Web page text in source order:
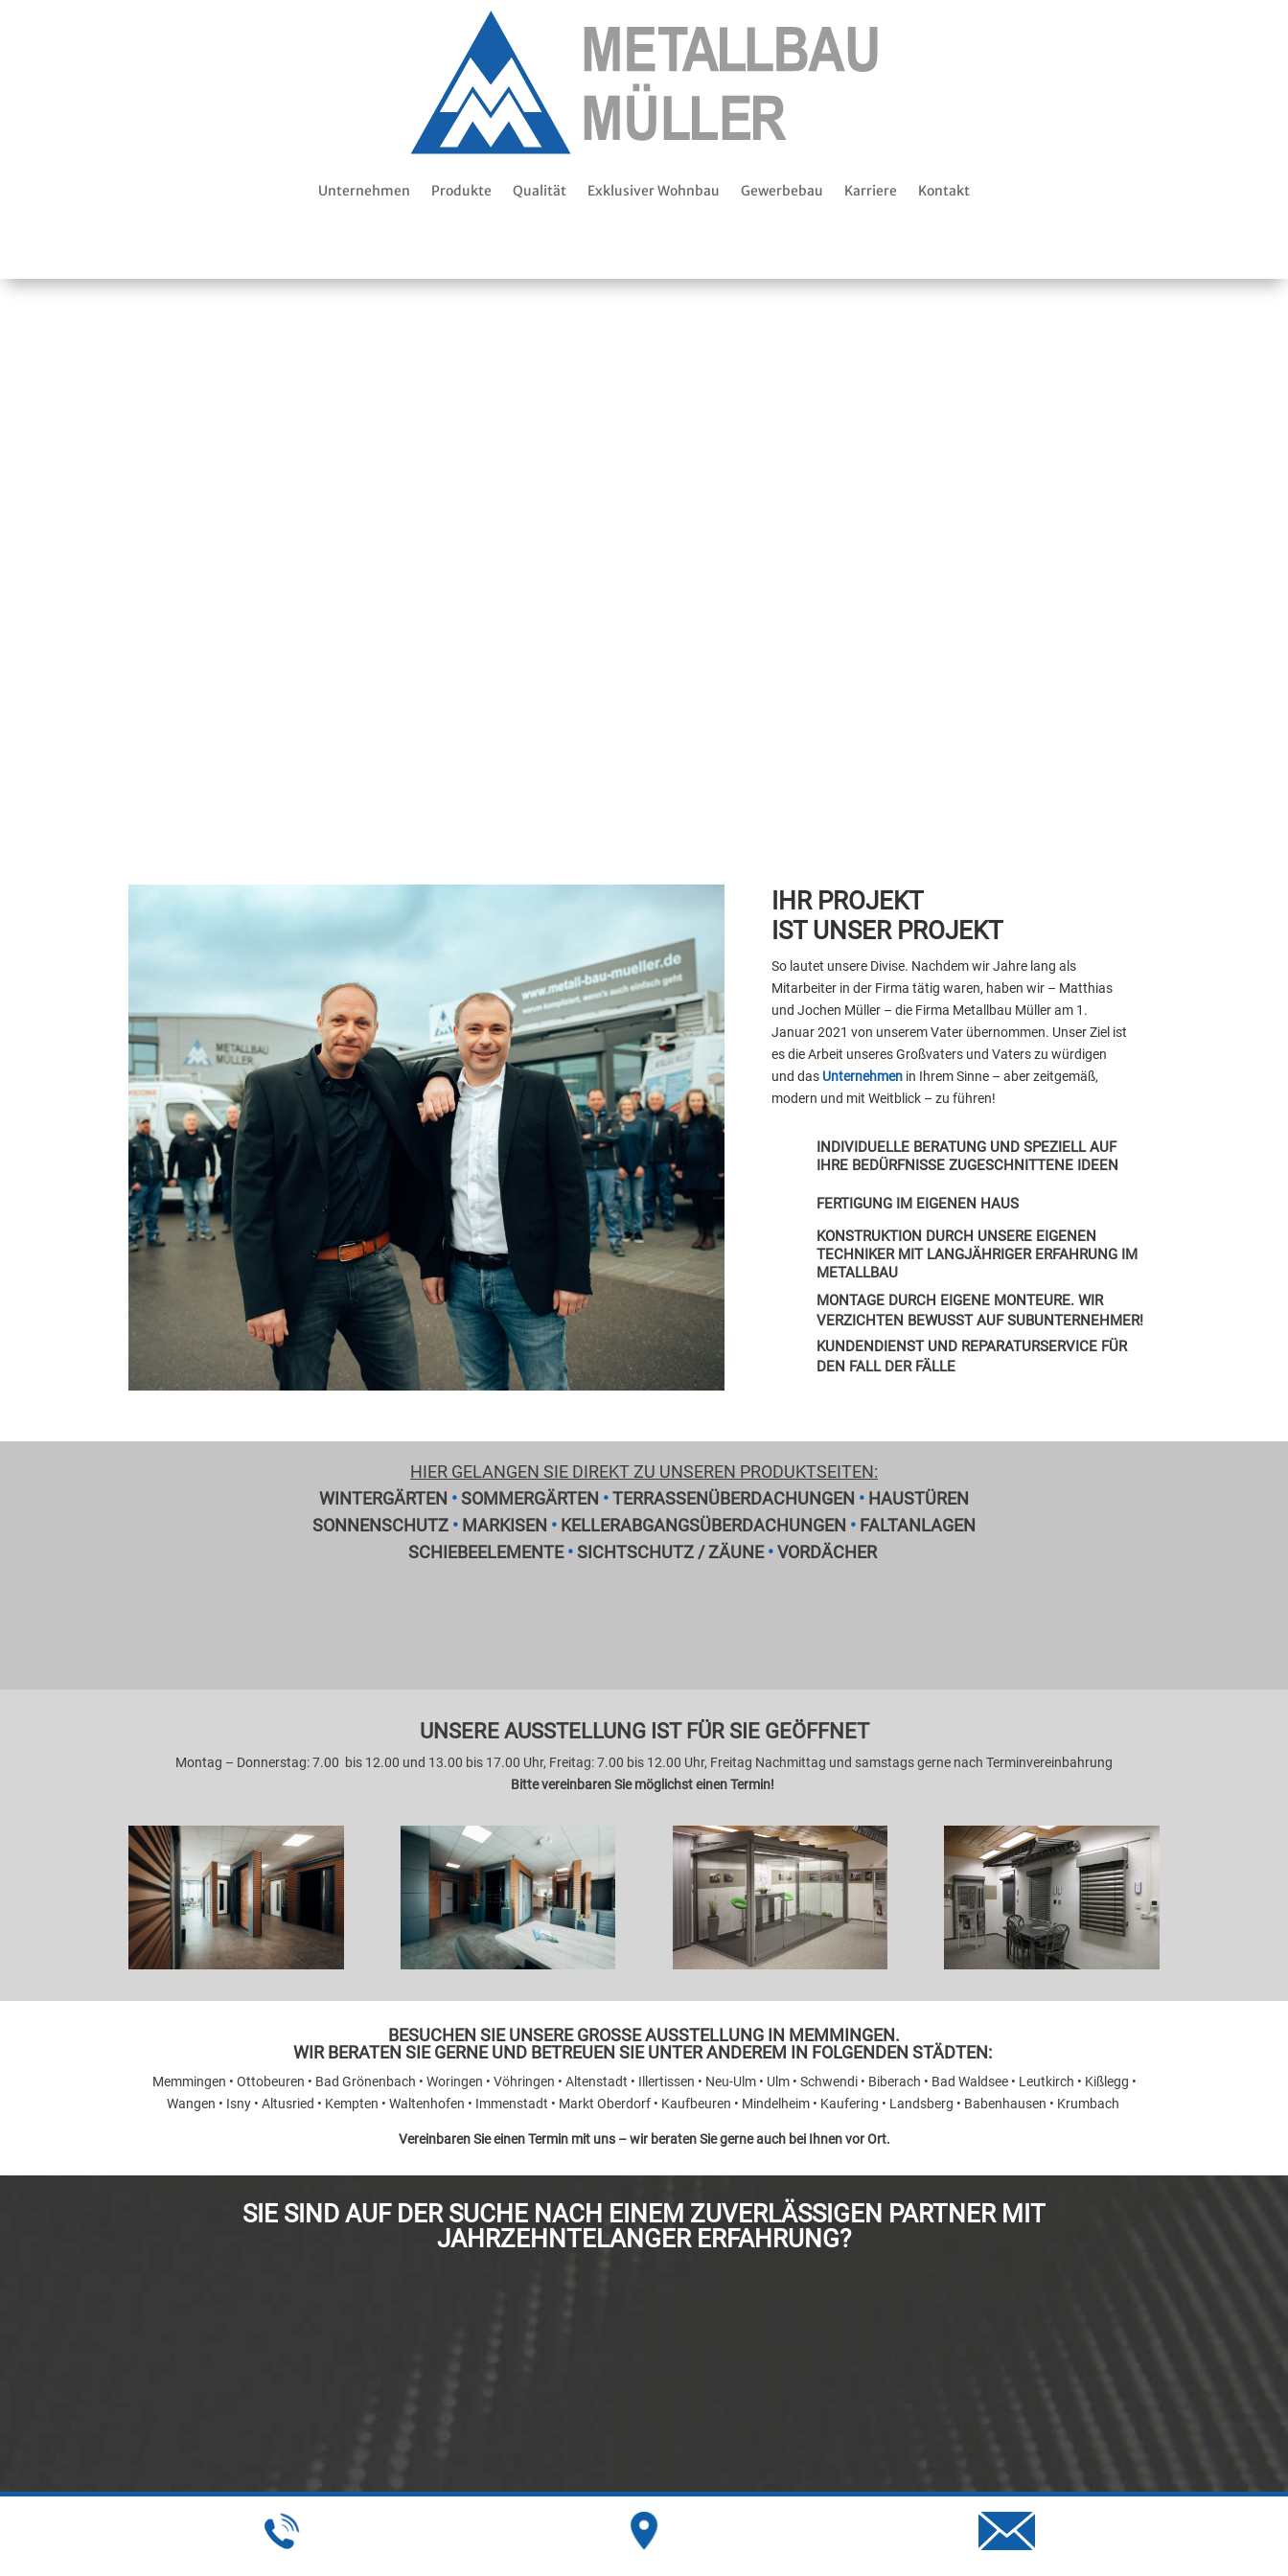
Unternehmen Produkte Qualität Exklusiver Wohnbau Gewerbebau Karriere Kontakt
IHR PROJEKT
IST UNSER PROJEKT
So lautet unsere Divise. Nachdem wir Jahre lang als
Mitarbeiter in der Firma tätig waren, haben wir – Matthias
und Jochen Müller – die Firma Metallbau Müller am 1.
Januar 2021 von unserem Vater übernommen. Unser Ziel ist
es die Arbeit unseres Großvaters und Vaters zu würdigen
und das Unternehmen in Ihrem Sinne – aber zeitgemäß,
modern und mit Weitblick – zu führen!
INDIVIDUELLE BERATUNG UND SPEZIELL AUF
IHRE BEDÜRFNISSE ZUGESCHNITTENE IDEEN
FERTIGUNG IM EIGENEN HAUS
KONSTRUKTION DURCH UNSERE EIGENEN
TECHNIKER MIT LANGJÄHRIGER ERFAHRUNG IM
METALLBAU
MONTAGE DURCH EIGENE MONTEURE. WIR
VERZICHTEN BEWUSST AUF SUBUNTERNEHMER!
KUNDENDIENST UND REPARATURSERVICE FÜR
DEN FALL DER FÄLLE
HIER GELANGEN SIE DIREKT ZU UNSEREN PRODUKTSEITEN:
WINTERGÄRTEN •SOMMERGÄRTEN •TERRASSENÜBERDACHUNGEN • HAUSTÜREN
SONNENSCHUTZ • MARKISEN • KELLERABGANGSÜBERDACHUNGEN • FALTANLAGEN
SCHIEBEELEMENTE • SICHTSCHUTZ / ZÄUNE • VORDÄCHER
UNSERE AUSSTELLUNG IST FÜR SIE GEÖFFNET
Montag – Donnerstag: 7.00 bis 12.00 und 13.00 bis 17.00 Uhr, Freitag: 7.00 bis 12.00 Uhr, Freitag Nachmittag und samstags gerne nach Terminvereinbahrung
Bitte vereinbaren Sie möglichst einen Termin!
BESUCHEN SIE UNSERE GROSSE AUSSTELLUNG IN MEMMINGEN.
WIR BERATEN SIE GERNE UND BETREUEN SIE UNTER ANDEREM IN FOLGENDEN STÄDTEN:
Memmingen • Ottobeuren • Bad Grönenbach • Woringen • Vöhringen • Altenstadt • Illertissen • Neu-Ulm • Ulm • Schwendi • Biberach • Bad Waldsee • Leutkirch • Kißlegg •
Wangen • Isny • Altusried • Kempten • Waltenhofen • Immenstadt • Markt Oberdorf • Kaufbeuren • Mindelheim • Kaufering • Landsberg • Babenhausen • Krumbach
Vereinbaren Sie einen Termin mit uns – wir beraten Sie gerne auch bei Ihnen vor Ort.
SIE SIND AUF DER SUCHE NACH EINEM ZUVERLÄSSIGEN PARTNER MIT
JAHRZEHNTELANGER ERFAHRUNG?